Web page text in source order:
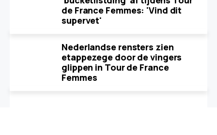
de France Femmes: 'Vind dit
supervet'
Nederlandse rensters zien
etappezege door de vingers
glippen in Tour de France
Femmes